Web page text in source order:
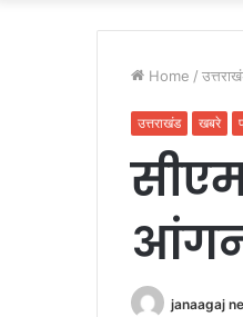
Home /
उत्तराखंड खबरे
janaagaj